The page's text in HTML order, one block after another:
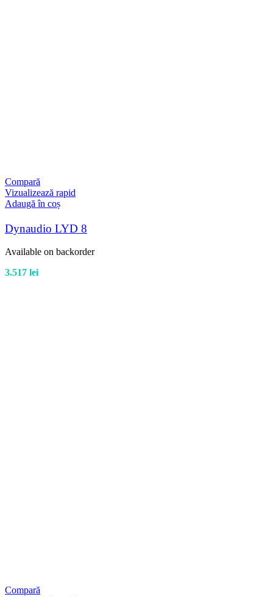
Compară
Vizualizează rapid
Adaugă în coș
Dynaudio LYD 8
Available on backorder
3.517 lei
Compară